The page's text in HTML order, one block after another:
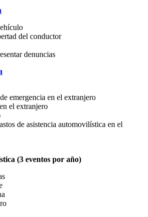
del conductor
denuncias
emergencia en el extranjero
el extranjero
de asistencia automovilística en el
(3 eventos por año)